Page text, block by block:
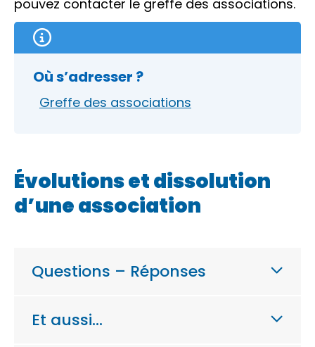
pouvez contacter le greffe des associations.
Où s’adresser ?
Greffe des associations
Évolutions et dissolution
d’une association
Questions – Réponses
Et aussi…